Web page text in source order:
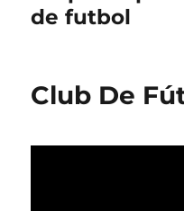
de futbol
Club De